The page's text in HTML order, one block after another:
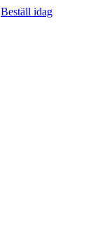
Beställ idag